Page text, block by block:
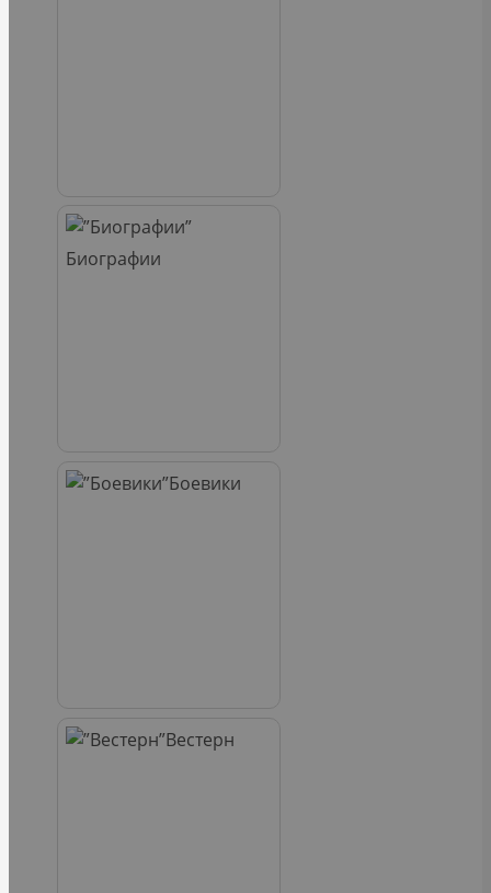
Биографии
Боевики
Вестерн